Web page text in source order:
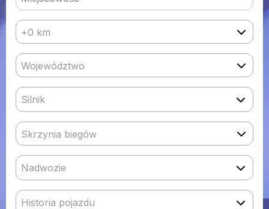
+0 km
Województwo
Silnik
Skrzynia biegów
Nadwozie
Historia pojazdu